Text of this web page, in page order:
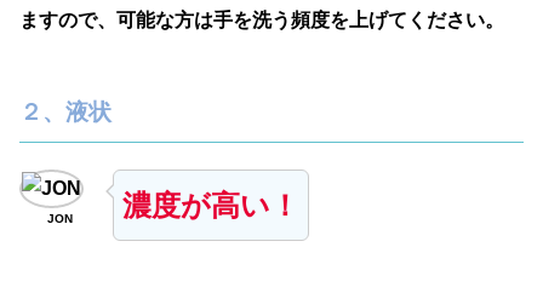
ますので、可能な方は手を洗う頻度を上げてください。
２、液状
JON 濃度が高い！